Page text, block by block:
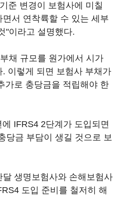
준 변경이 보험사에 미칠
서 연착륙할 수 있는 세부
"이라고 설명했다.
채 규모를 원가에서 시가
이렇게 되면 보험사 부채가
가로 충당금을 적립해야 한
IFRS4 2단계가 도입되면
당금 부담이 생길 것으로 보
생명보험사와 손해보험사
도입 준비를 철저히 해